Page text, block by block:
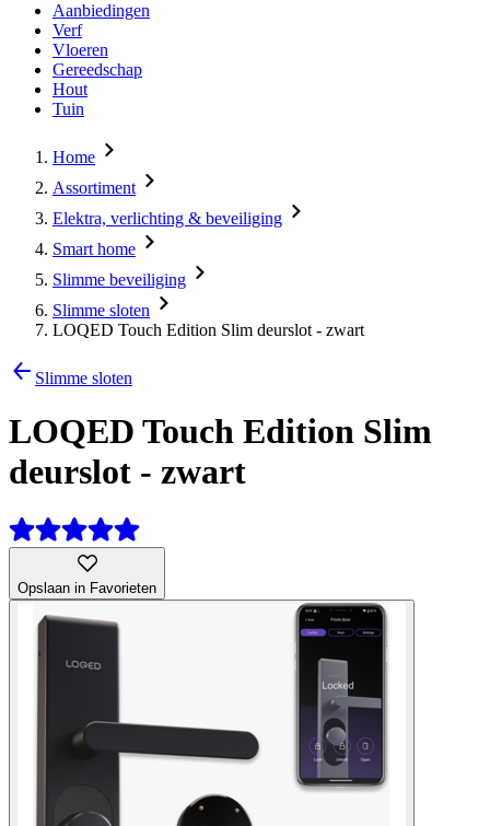
Aanbiedingen
Verf
Vloeren
Gereedschap
Hout
Tuin
Home
Assortiment
Elektra, verlichting & beveiliging
Smart home
Slimme beveiliging
Slimme sloten
LOQED Touch Edition Slim deurslot - zwart
Slimme sloten
LOQED Touch Edition Slim
deurslot - zwart
Opslaan in Favorieten